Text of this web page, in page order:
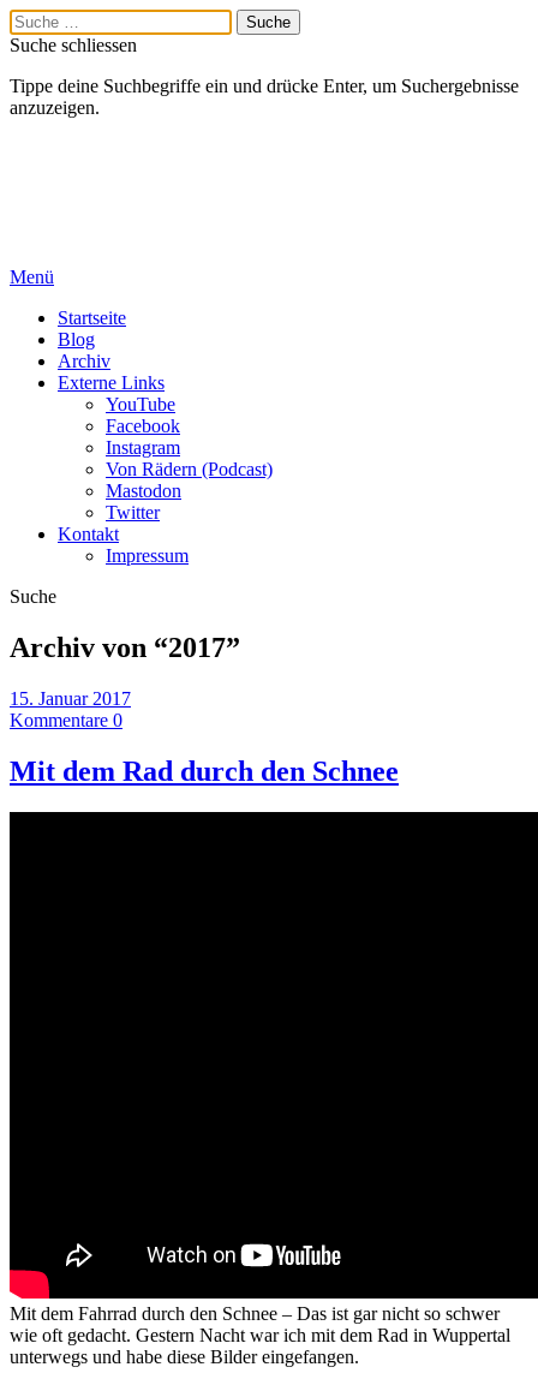
Suche schliessen
Tippe deine Suchbegriffe ein und drücke Enter, um Suchergebnisse
anzuzeigen.
Menü
Startseite
Blog
Archiv
Externe Links
YouTube
Facebook
Instagram
Von Rädern (Podcast)
Mastodon
Twitter
Kontakt
Impressum
Suche
Archiv von “2017”
15. Januar 2017
Kommentare 0
Mit dem Rad durch den Schnee
Mit dem Fahrrad durch den Schnee – Das ist gar nicht so schwer
wie oft gedacht. Gestern Nacht war ich mit dem Rad in Wuppertal
unterwegs und habe diese Bilder eingefangen.